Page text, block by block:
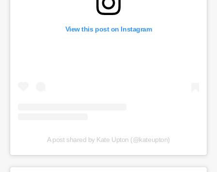
View this post on Instagram
A post shared by Kate Upton (@kateupton)